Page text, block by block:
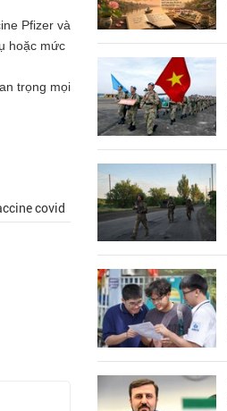
Pfizer và
hoặc mức
trọng mọi
covid